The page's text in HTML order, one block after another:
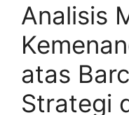
Analisis
atas
Strategi